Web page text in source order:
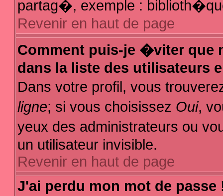
partag�, exemple :
Revenir en haut de page
Comment puis-je �viter que
dans la liste des utilisateurs
Dans votre profil, vous
ligne; si vous choisissez Oui,
yeux des administrateurs ou
un utilisateur invisible.
Revenir en haut de page
J'ai perdu mon mot de passe